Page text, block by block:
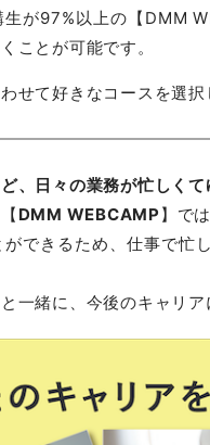
が97%以上の【DMM
ことが可能です。
せて好きなコースを選択
、日々の業務が忙しく
DMM WEBCAMP 】では
できるため、仕事で忙
一緒に、今後のキャリ